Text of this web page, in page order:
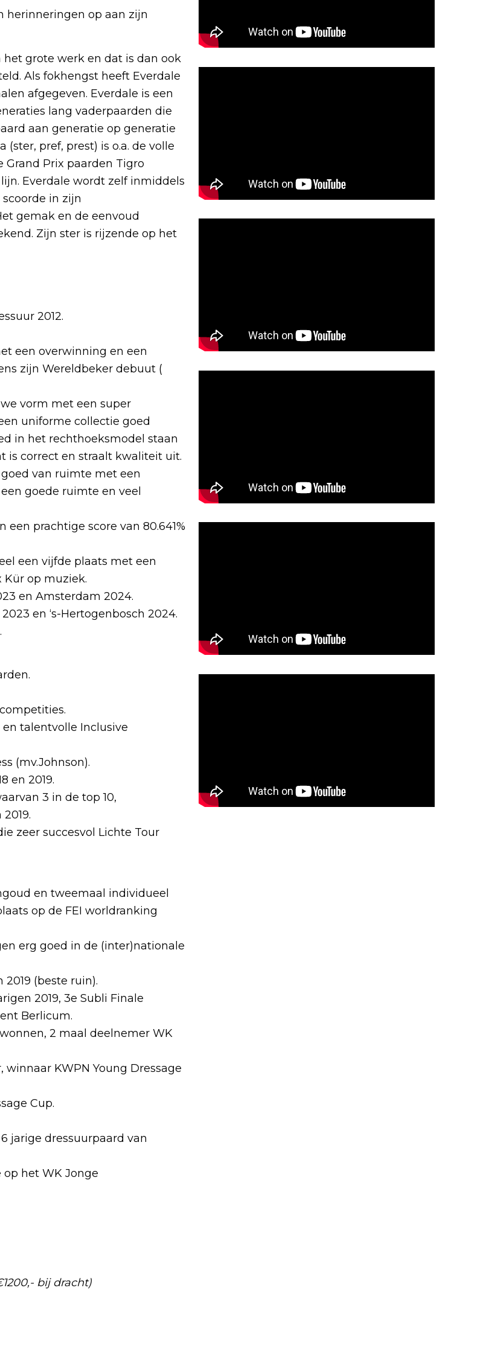
herinneringen op aan zijn
grote werk en dat is dan ook
Als fokhengst heeft Everdale
afgegeven. Everdale is een
lang vaderpaarden die
aan generatie op generatie
pref, prest) is o.a. de volle
Grand Prix paarden Tigro
Everdale wordt zelf inmiddels
in zijn
gemak en de eenvoud
Zijn ster is rijzende op het
2012.
een overwinning en een
zijn Wereldbeker debuut (
vorm met een super
uniforme collectie goed
in het rechthoeksmodel staan
is correct en straalt kwaliteit uit.
van ruimte met een
goede ruimte en veel
prachtige score van 80.641%
een vijfde plaats met een
Kür op muziek.
en Amsterdam 2024.
en ‘s-Hertogenbosch 2024.
talentvolle Inclusive
(mv.Johnson).
en 2019.
3 in de top 10,
zeer succesvol Lichte Tour
en tweemaal individueel
op de FEI worldranking
erg goed in de (inter)nationale
(beste ruin).
2019, 3e Subli Finale
Berlicum.
2 maal deelnemer WK
winnaar KWPN Young Dressage
Cup.
jarige dressuurpaard van
op het WK Jonge
bij dracht)